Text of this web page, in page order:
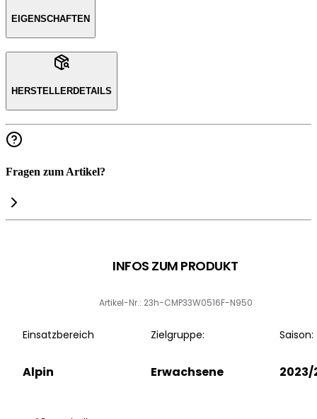
EIGENSCHAFTEN
HERSTELLERDETAILS
Fragen zum Artikel?
INFOS ZUM PRODUKT
Artikel-Nr.: 23h-CMP33W0516F-N950
Einsatzbereich
Alpin
Zielgruppe:
Erwachsene
Saison:
2023/